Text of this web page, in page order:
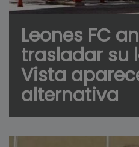
Leones FC
trasladar su
Vista
alternativa